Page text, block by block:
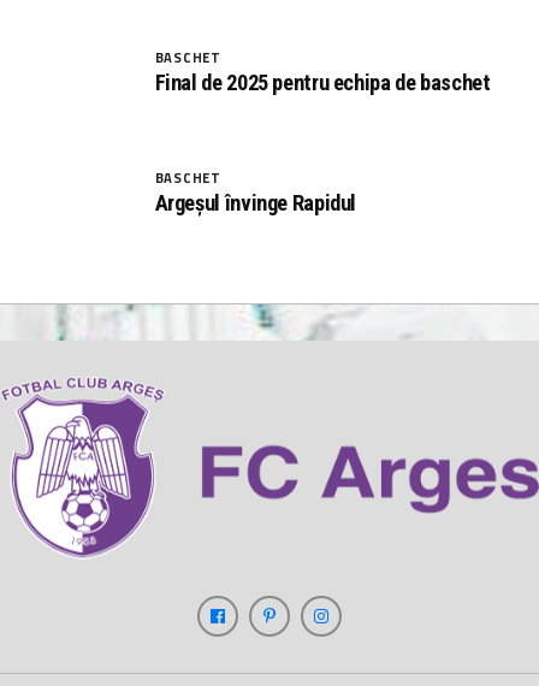
BASCHET
Final de 2025 pentru echipa de baschet
BASCHET
Argeșul învinge Rapidul